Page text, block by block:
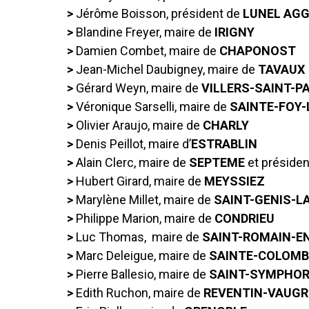
> Jérôme Boisson, président de LUNEL
> Blandine Freyer, maire de IRIGNY
> Damien Combet, maire de CHAPONOST
> Jean-Michel Daubigney, maire de TAVAUX
> Gérard Weyn, maire de VILLERS-SAINT-
>Véronique Sarselli, maire de SAINTE-
> Olivier Araujo, maire de CHARLY
> Denis Peillot, maire d’ESTRABLIN
>Alain Clerc, maire de SEPTEME et
> Hubert Girard, maire de MEYSSIEZ
> Marylène Millet, maire de SAINT-GENIS-
> Philippe Marion, maire de CONDRIEU
> Luc Thomas, maire de SAINT-ROMAIN-
> Marc Deleigue, maire de SAINTE-
> Pierre Ballesio, maire de SAINT-
> Edith Ruchon, maire de REVENTIN-